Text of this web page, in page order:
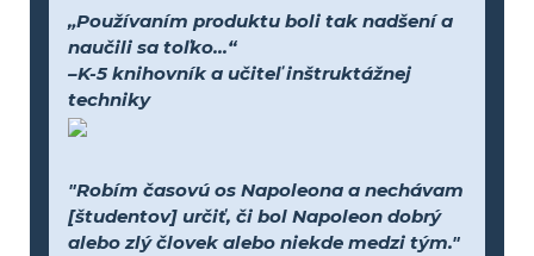
„Používaním produktu boli tak nadšení a
naučili sa toľko...“
–K-5 knihovník a učiteľ inštruktážnej
techniky
"Robím časovú os Napoleona a nechávam
[študentov] určiť, či bol Napoleon dobrý
alebo zlý človek alebo niekde medzi tým."